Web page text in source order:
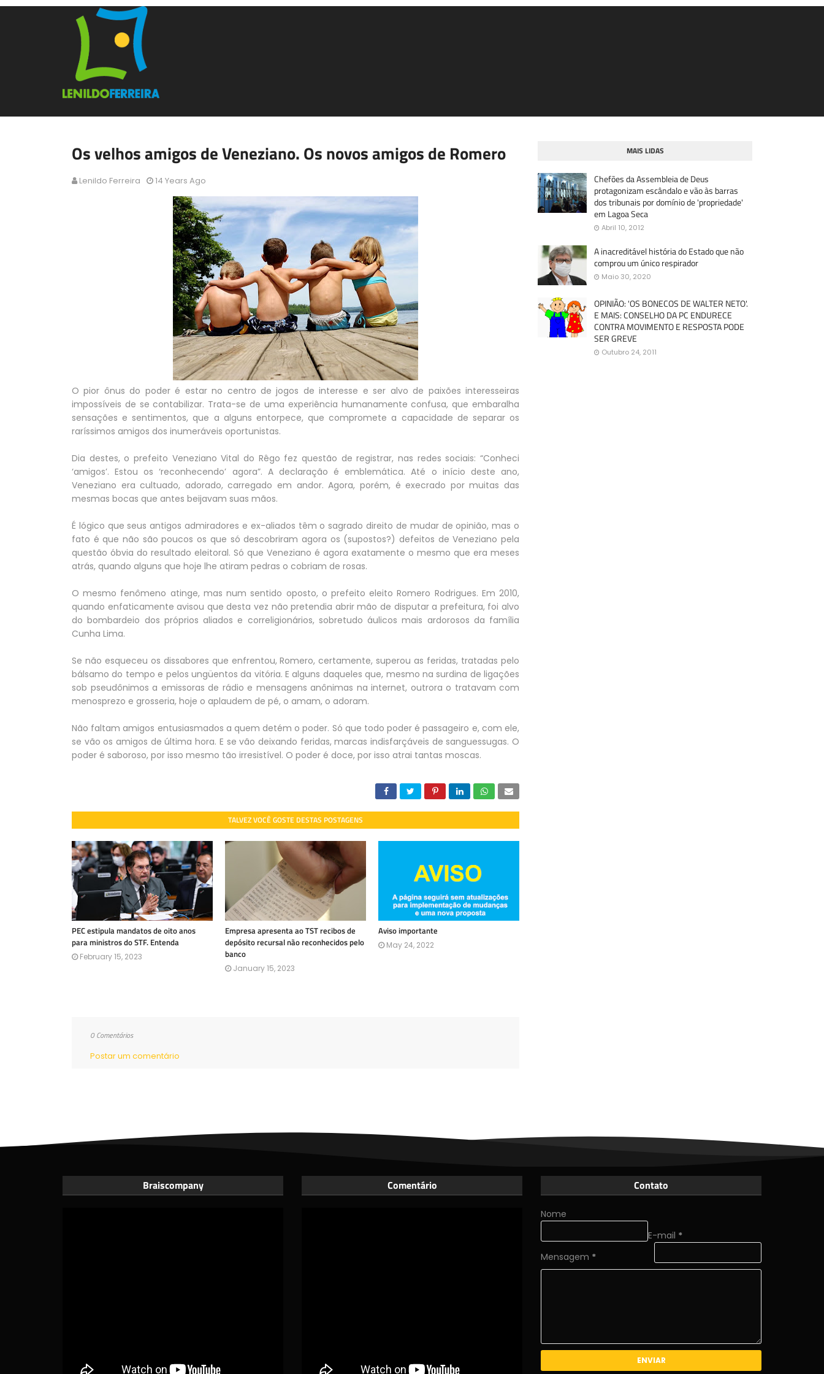
Os velhos amigos de Veneziano. Os novos amigos de Romero
Lenildo Ferreira 14 Years Ago
O pior ônus do poder é estar no centro de jogos de interesse e ser alvo de paixões interesseiras
impossíveis de se contabilizar. Trata-se de uma experiência humanamente confusa, que embaralha
sensações e sentimentos, que a alguns entorpece, que compromete a capacidade de separar os
raríssimos amigos dos inumeráveis oportunistas.
Dia destes, o prefeito Veneziano Vital do Rêgo fez questão de registrar, nas redes sociais: “Conheci
‘amigos’. Estou os ‘reconhecendo’ agora”. A declaração é emblemática. Até o início deste ano,
Veneziano era cultuado, adorado, carregado em andor. Agora, porém, é execrado por muitas das
mesmas bocas que antes beijavam suas mãos.
É lógico que seus antigos admiradores e ex-aliados têm o sagrado direito de mudar de opinião, mas o
fato é que não são poucos os que só descobriram agora os (supostos?) defeitos de Veneziano pela
questão óbvia do resultado eleitoral. Só que Veneziano é agora exatamente o mesmo que era meses
atrás, quando alguns que hoje lhe atiram pedras o cobriam de rosas.
O mesmo fenômeno atinge, mas num sentido oposto, o prefeito eleito Romero Rodrigues. Em 2010,
quando enfaticamente avisou que desta vez não pretendia abrir mão de disputar a prefeitura, foi alvo
do bombardeio dos próprios aliados e correligionários, sobretudo áulicos mais ardorosos da família
Cunha Lima.
Se não esqueceu os dissabores que enfrentou, Romero, certamente, superou as feridas, tratadas pelo
bálsamo do tempo e pelos ungüentos da vitória. E alguns daqueles que, mesmo na surdina de ligações
sob pseudônimos a emissoras de rádio e mensagens anônimas na internet, outrora o tratavam com
menosprezo e grosseria, hoje o aplaudem de pé, o amam, o adoram.
Não faltam amigos entusiasmados a quem detém o poder. Só que todo poder é passageiro e, com ele,
se vão os amigos de última hora. E se vão deixando feridas, marcas indisfarçáveis de sanguessugas. O
poder é saboroso, por isso mesmo tão irresistível. O poder é doce, por isso atrai tantas moscas.
TALVEZ VOCÊ GOSTE DESTAS POSTAGENS
PEC estipula mandatos de oito anos
para ministros do STF. Entenda
February 15, 2023
Empresa apresenta ao TST recibos de
depósito recursal não reconhecidos pelo
banco
January 15, 2023
Aviso importante
May 24, 2022
0 Comentários
Postar um comentário
MAIS LIDAS
Chefões da Assembleia de Deus
protagonizam escândalo e vão às barras
dos tribunais por domínio de 'propriedade'
em Lagoa Seca
Abril 10, 2012
A inacreditável história do Estado que não
comprou um único respirador
Maio 30, 2020
OPINIÃO: 'OS BONECOS DE WALTER NETO'.
E MAIS: CONSELHO DA PC ENDURECE
CONTRA MOVIMENTO E RESPOSTA PODE
SER GREVE
Outubro 24, 2011
Braiscompany Comentário Contato
Nome
E-mail *
Mensagem *